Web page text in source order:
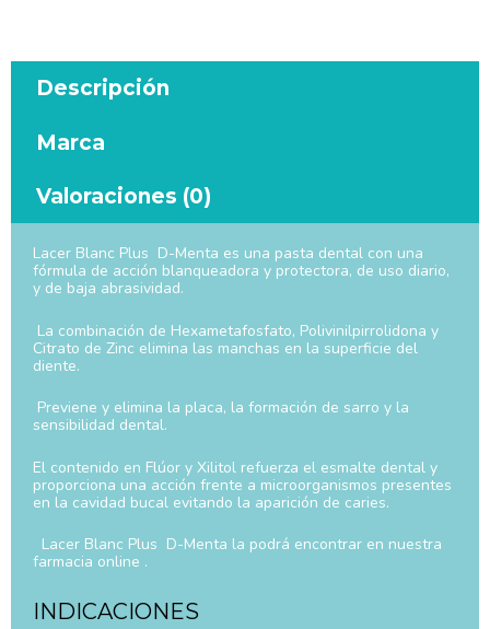
Descripción
Marca
Valoraciones (0)
Lacer Blanc Plus D-Menta es una pasta dental con una
fórmula de acción blanqueadora y protectora, de uso diario,
y de baja abrasividad.
La combinación de Hexametafosfato, Polivinilpirrolidona y
Citrato de Zinc elimina las manchas en la superficie del
diente.
Previene y elimina la placa, la formación de sarro y la
sensibilidad dental.
El contenido en Flúor y Xilitol refuerza el esmalte dental y
proporciona una acción frente a microorganismos presentes
en la cavidad bucal evitando la aparición de caries.
Lacer Blanc Plus D-Menta la podrá encontrar en nuestra
farmacia online .
INDICACIONES